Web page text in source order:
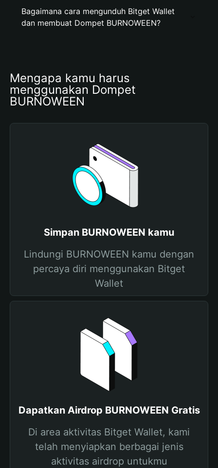
Bagaimana cara mengunduh Bitget Wallet
dan membuat Dompet BURNOWEEN?
Mengapa kamu harus
menggunakan Dompet
BURNOWEEN
Simpan BURNOWEEN kamu
Lindungi BURNOWEEN kamu dengan
percaya diri menggunakan Bitget
Wallet
Dapatkan Airdrop BURNOWEEN Gratis
Di area aktivitas Bitget Wallet, kami
telah menyiapkan berbagai jenis
aktivitas airdrop untukmu